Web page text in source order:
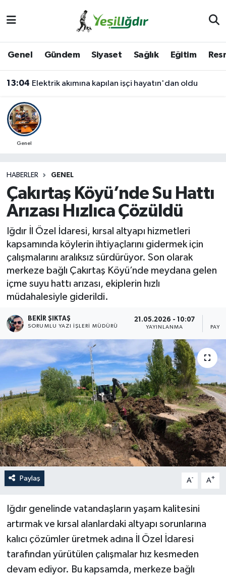
Genel Gündem Siyaset Sağlık Eğitim
13:04 Elektrik akımına kapılan işçi hayatın'dan oldu
Genel
HABERLER GENEL
Çakırtaş Köyü’nde Su Hattı
Arızası Hızlıca Çözüldü
Iğdır İl Özel İdaresi, kırsal altyapı hizmetleri
kapsamında köylerin ihtiyaçlarını gidermek için
çalışmalarını aralıksız sürdürüyor. Son olarak
merkeze bağlı Çakırtaş Köyü’nde meydana gelen
içme suyu hattı arızası, ekiplerin hızlı
müdahalesiyle giderildi.
BEKIR ŞIKTAŞ
SORUMLU YAZI İŞLERI MÜDÜRÜ
21.05.2026 - 10:07
YAYINLANMA
Paylaş A- A+
Iğdır genelinde vatandaşların yaşam kalitesini
artırmak ve kırsal alanlardaki altyapı sorunlarına
kalıcı çözümler üretmek adına İl Özel İdaresi
tarafından yürütülen çalışmalar hız kesmeden
devam ediyor. Bu kapsamda, merkeze bağlı
İğdir Namaz Vakitleri
Iğdır Trafik Yoğunluk Haritası
Süper Lig Puan Durumu ve Fikstür
Son Dakika Haberleri
Haber Arşivi